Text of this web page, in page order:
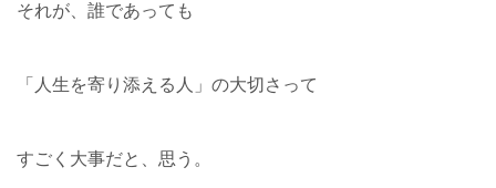
それが、誰であっても
「人生を寄り添える人」の大切さって
すごく大事だと、思う。